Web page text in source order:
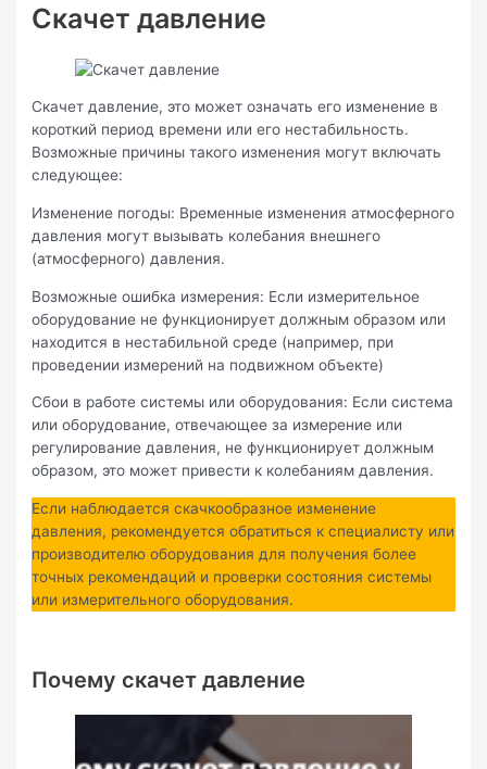
Скачет давление
Скачет давление, это может означать его изменение в
короткий период времени или его нестабильность.
Возможные причины такого изменения могут включать
следующее:
Изменение погоды: Временные изменения атмосферного
давления могут вызывать колебания внешнего
(атмосферного) давления.
Возможные ошибка измерения: Если измерительное
оборудование не функционирует должным образом или
находится в нестабильной среде (например, при
проведении измерений на подвижном объекте)
Сбои в работе системы или оборудования: Если система
или оборудование, отвечающее за измерение или
регулирование давления, не функционирует должным
образом, это может привести к колебаниям давления.
Если наблюдается скачкообразное изменение
давления, рекомендуется обратиться к специалисту или
производителю оборудования для получения более
точных рекомендаций и проверки состояния системы
или измерительного оборудования.
Почему скачет давление